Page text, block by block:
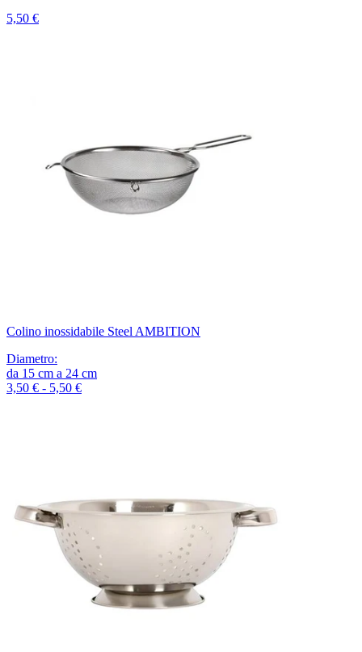
5,50 €
Colino inossidabile Steel AMBITION
Diametro:
da 15 cm a 24 cm
3,50 € - 5,50 €